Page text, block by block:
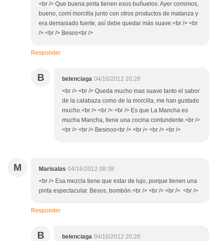
<br /> Que buena pinta tienen esos buñuelos. Ayer comimos,
bueno, comí morcilla junto con otros productos de matanza y
era demasiado fuerte, así debe quedar más suave.<br /> <br
/> <br /> Besos<br />
Responder
B belenciaga 04/16/2012 20:28
<br /> <br /> Queda mucho mas suave tanto el sabor
de la calabaza como de la morcilla, me han gustado
mucho.<br /> <br /> <br /> Es que La Mancha es
mucha Mancha, tiene una cocina contundente.<br />
<br /> <br /> Besinos<br /> <br /> <br /> <br />
M Marisalas 04/16/2012 08:38
<br /> Esa mezcla tiene que estar de lujo, porque tienen una
pinta espectacular. Besos, bombón.<br /> <br /> <br /> <br />
Responder
B belenciaga 04/16/2012 20:26